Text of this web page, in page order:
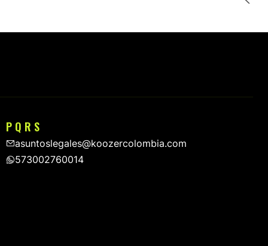
P Q R S
asuntoslegales@koozercolombia.com
573002760014